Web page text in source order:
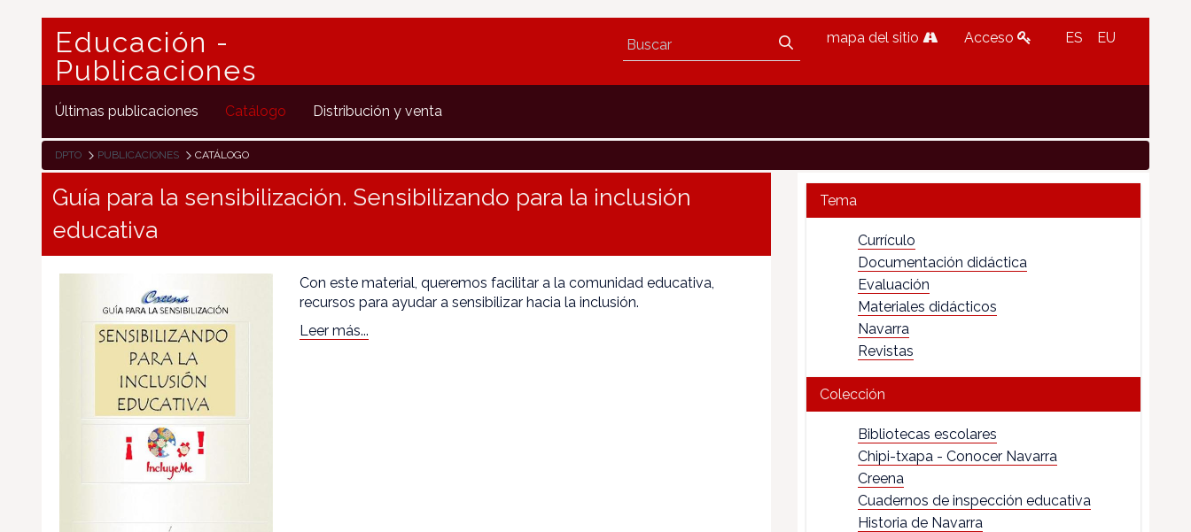
Educación -
Publicaciones
mapa del sitio Acceso ES EU
Últimas publicaciones Catálogo Distribución y venta
DPTO PUBLICACIONES CATÁLOGO
Guía para la sensibilización. Sensibilizando para la inclusión
educativa
Con este material, queremos facilitar a la comunidad educativa,
recursos para ayudar a sensibilizar hacia la inclusión.
Leer más...
Tema
Currículo
Documentación didáctica
Evaluación
Materiales didácticos
Navarra
Revistas
Colección
Bibliotecas escolares
Chipi-txapa - Conocer Navarra
Creena
Cuadernos de inspección educativa
Historia de Navarra